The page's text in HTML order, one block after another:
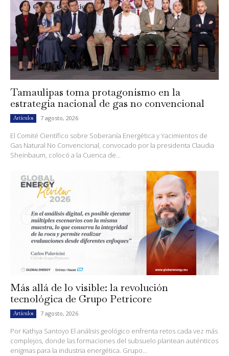
Tamaulipas toma protagonismo en la
estrategia nacional de gas no convencional
Artículos 7 agosto, 2026
El Comité Científico sobre Soberanía Energética y Yacimientos de
Gas Natural No Convencional, convocado por la presidenta Claudia
Sheinbaum, colocó a la Cuenca de...
Más allá de lo visible: la revolución
tecnológica de Grupo Petricore
Artículos 7 agosto, 2026
Por Kathya Santoyo El análisis geológico enfrenta retos cada vez más
complejos, donde las formaciones del subsuelo plantean auténticos
enigmas para la industria energética. Grupo...